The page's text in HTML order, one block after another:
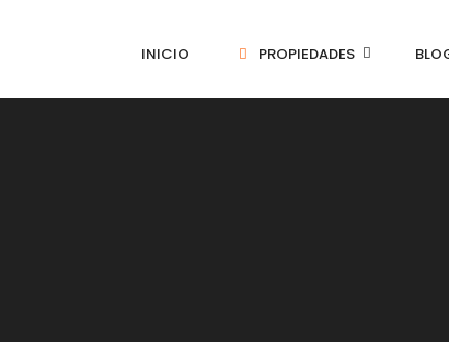
INICIO PROPIEDADES